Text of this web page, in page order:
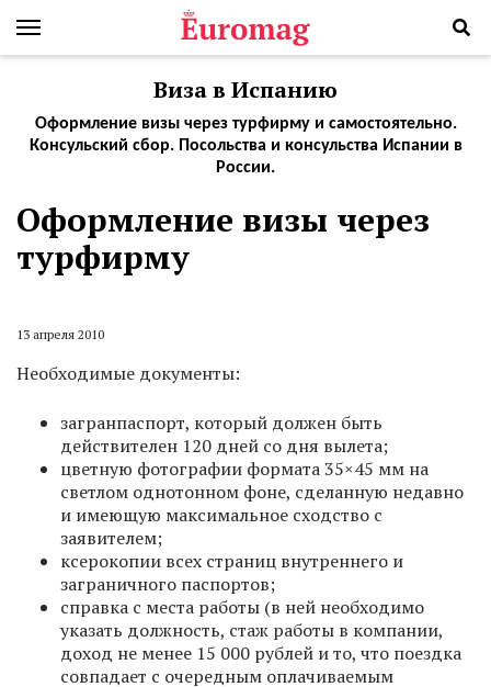
Виза в Испанию
Оформление визы через турфирму и самостоятельно.
Консульский сбор. Посольства и консульства Испании в
России.
Оформление визы через
турфирму
13 апреля 2010
Необходимые документы:
загранпаспорт, который должен быть
действителен 120 дней со дня вылета;
цветную фотографии формата 35×45 мм на
светлом однотонном фоне, сделанную недавно
и имеющую максимальное сходство с
заявителем;
ксерокопии всех страниц внутреннего и
заграничного паспортов;
справка с места работы (в ней необходимо
указать должность, стаж работы в компании,
доход не менее 15 000 рублей и то, что поездка
совпадает с очередным оплачиваемым